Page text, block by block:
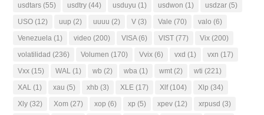
usdtars (55) usdtry (44) usduyu (1) usdwon (1) usdzar (5)
USO (12) uup (2) uuuu (2) V (3) Vale (70) valo (6)
Venezuela (1) video (200) VISA(6) VIST (77) Vix (200)
volatilidad (236) Volumen (170) Vvix (6) vxd (1) vxn (17)
Vxx (15) WAL (1) wb (2) wba (1) wmt (2) wti (221)
XAL (1) xau (5) xhb (3) XLE (17) Xlf(104) Xlp (34)
Xly (32) Xom (27) xop (6) xp (5) xpev (12) xrpusd (3)